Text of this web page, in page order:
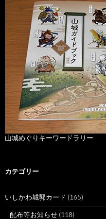
山城めぐりキーワードラリー
カテゴリー
いしかわ城郭カード (165)
配布等お知らせ (118)